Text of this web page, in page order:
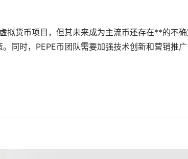
拟货币项目，但其未来成为主流币还存在**的不
同时，PEPE币团队需要加强技术创新和营销推